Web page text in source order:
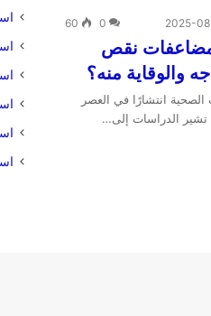
2025-
0
60
نقص
والوقاية منه؟
انتشارًا في العصر
تشير الدراسات إلى…